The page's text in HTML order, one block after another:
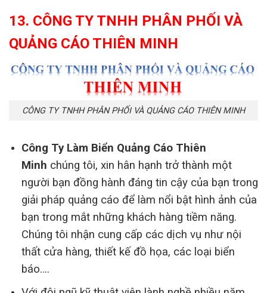
13. CÔNG TY TNHH PHÂN PHỐI VÀ
QUẢNG CÁO THIÊN MINH
CÔNG TY TNHH PHÂN PHỐI VÀ QUẢNG CÁO THIÊN MINH
Công Ty Làm Biển Quảng Cáo Thiên
Minh chúng tôi, xin hân hạnh trở thành một
người bạn đồng hành đáng tin cậy của bạn trong
giải pháp quảng cáo để làm nổi bật hình ảnh của
bạn trong mắt những khách hàng tiềm năng.
Chúng tôi nhận cung cấp các dịch vụ như nội
thất cửa hàng, thiết kế đồ họa, các loại biển
báo….